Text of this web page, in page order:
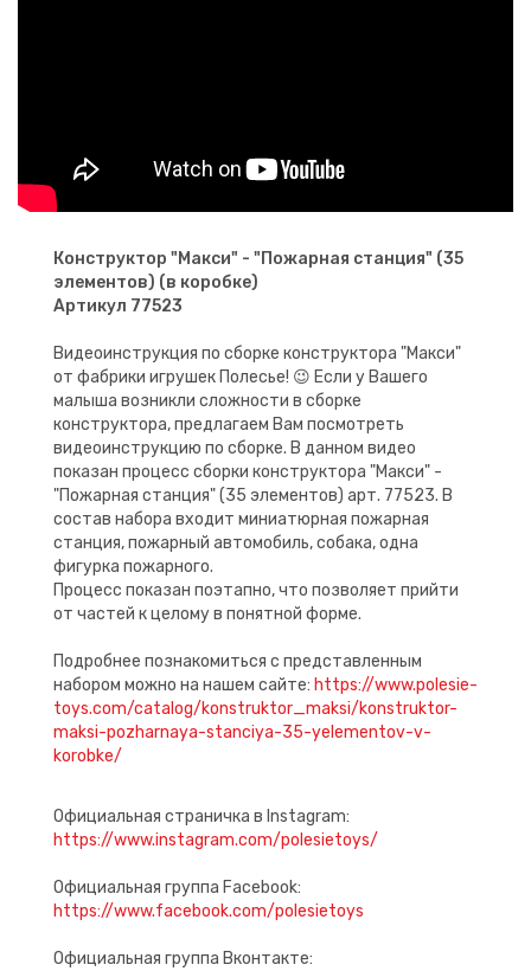
Конструктор "Макси" - "Пожарная станция" (35
элементов) (в коробке)
Артикул 77523
Видеоинструкция по сборке конструктора "Макси"
от фабрики игрушек Полесье! 😉 Если у Вашего
малыша возникли сложности в сборке
конструктора, предлагаем Вам посмотреть
видеоинструкцию по сборке. В данном видео
показан процесс сборки конструктора "Макси" -
"Пожарная станция" (35 элементов) арт. 77523. В
состав набора входит миниатюрная пожарная
станция, пожарный автомобиль, собака, одна
фигурка пожарного.
Процесс показан поэтапно, что позволяет прийти
от частей к целому в понятной форме.
Подробнее познакомиться с представленным
набором можно на нашем сайте: https://www.polesie-
toys.com/catalog/konstruktor_maksi/konstruktor-
maksi-pozharnaya-stanciya-35-yelementov-v-
korobke/
Официальная страничка в Instagram:
https://www.instagram.com/polesietoys/
Официальная группа Facebook:
https://www.facebook.com/polesietoys
Официальная группа Вконтакте: